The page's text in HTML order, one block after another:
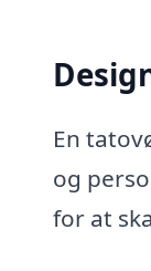
En
og
for at